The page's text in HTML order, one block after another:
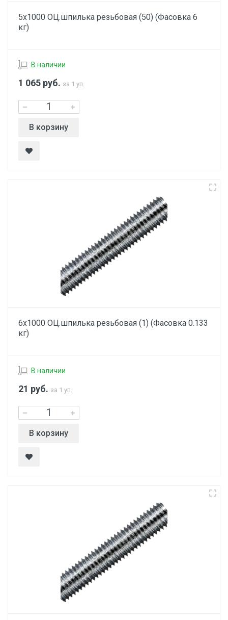
5х1000 ОЦ.шпилька резьбовая (50) (Фасовка 6
кг)
В наличии
1 065 руб. за 1 уп.
В корзину
6х1000 ОЦ.шпилька резьбовая (1) (Фасовка 0.133
кг)
В наличии
21 руб. за 1 уп.
В корзину